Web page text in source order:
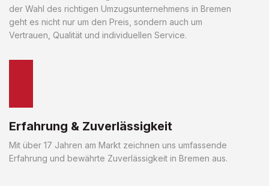
der Wahl des richtigen Umzugsunternehmens in Bremen
geht es nicht nur um den Preis, sondern auch um
Vertrauen, Qualität und individuellen Service.
Erfahrung & Zuverlässigkeit
Mit über 17 Jahren am Markt zeichnen uns umfassende
Erfahrung und bewährte Zuverlässigkeit in Bremen aus.